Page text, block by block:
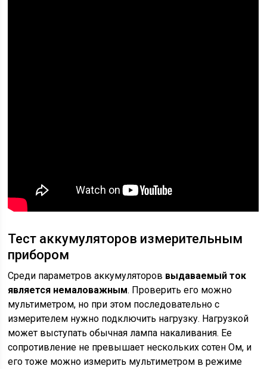
Тест аккумуляторов измерительным
прибором
Среди параметров аккумуляторов выдаваемый ток
является немаловажным. Проверить его можно
мультиметром, но при этом последовательно с
измерителем нужно подключить нагрузку. Нагрузкой
может выступать обычная лампа накаливания. Ее
сопротивление не превышает нескольких сотен Ом, и
его тоже можно измерить мультиметром в режиме